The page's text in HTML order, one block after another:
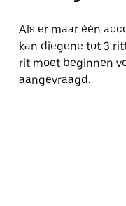
Als er maar één
kan diegene tot 3
rit moet beginnen
aangevraagd.